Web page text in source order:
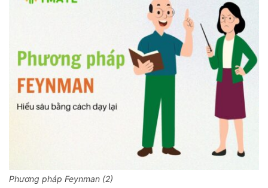
Phương pháp Feynman (2)